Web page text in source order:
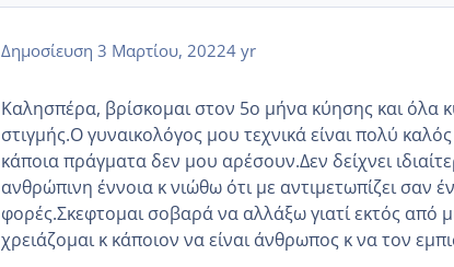
Δημοσίευση 3 Μαρτίου, 20224 yr
Καλησπέρα, βρίσκομαι στον 5ο μήνα κύησης και όλα
στιγμής.Ο γυναικολόγος μου τεχνικά είναι πολύ
κάποια πράγματα δεν μου αρέσουν.Δεν δείχνει
ανθρώπινη έννοια κ νιώθω ότι με αντιμετωπίζει σαν
φορές.Σκεφτομαι σοβαρά να αλλάξω γιατί εκτός από
χρειάζομαι κ κάποιον να είναι άνθρωπος κ να τον